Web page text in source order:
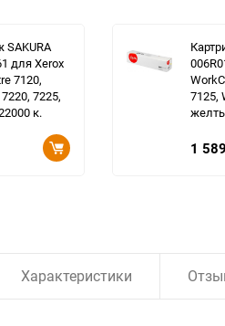
SAKURA
для Xerox
7120,
7225,
к.
7125,
1 589
Характеристики